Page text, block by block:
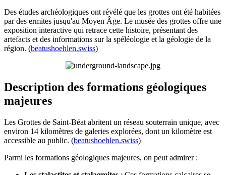
Des études archéologiques ont révélé que les grottes ont été habitées
par des ermites jusqu'au Moyen Âge. Le musée des grottes offre une
exposition interactive qui retrace cette histoire, présentant des
artefacts et des informations sur la spéléologie et la géologie de la
région. (beatushoehlen.swiss)
Description des formations géologiques
majeures
Les Grottes de Saint-Béat abritent un réseau souterrain unique, avec
environ 14 kilomètres de galeries explorées, dont un kilomètre est
accessible au public. (beatushoehlen.swiss)
Parmi les formations géologiques majeures, on peut admirer :